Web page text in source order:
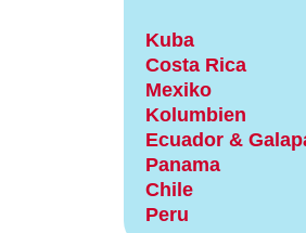
Kuba
Costa Rica
Mexiko
Kolumbien
Ecuador &
Panama
Chile
Peru